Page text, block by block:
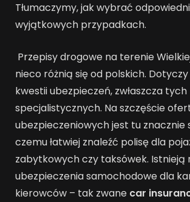
Tłumaczymy, jak wybrać
wyjątkowych przypadkach.
Przepisy drogowe na terenie
nieco różnią się od polskich.
kwestii ubezpieczeń, zwłaszcza tych
specjalistycznych. Na szczęście
ubezpieczeniowych jest tu znacznie
czemu łatwiej znaleźć polisę dla
zabytkowych czy taksówek. Istnieją
ubezpieczenia samochodowe dla
kierowców – tak zwane car